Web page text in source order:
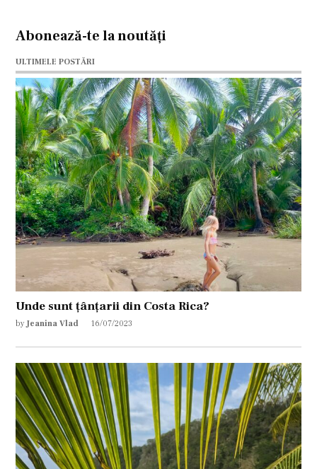
Abonează-te la noutăți
ULTIMELE POSTĂRI
Unde sunt țânțarii din Costa Rica?
by Jeanina Vlad 16/07/2023